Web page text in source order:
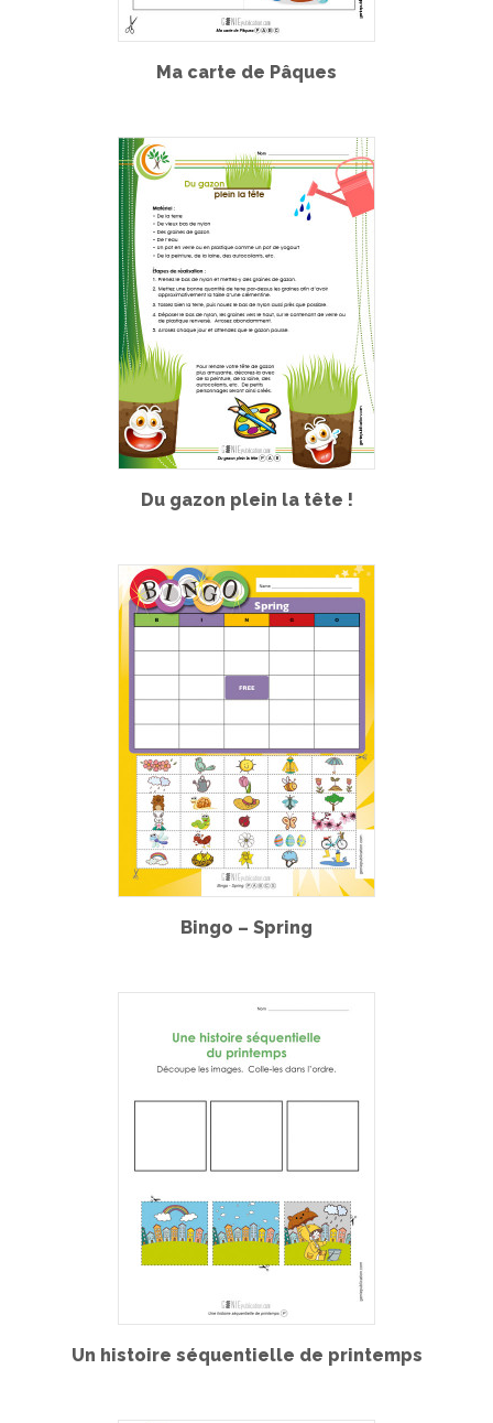
Ma carte de Pâques
Du gazon plein la tête !
Bingo – Spring
Un histoire séquentielle de printemps